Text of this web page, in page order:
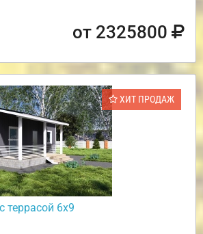
от 2325800
ХИТ ПРОДАЖ
террасой 6х9